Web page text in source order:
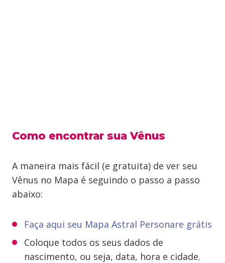
Como encontrar sua Vênus
A maneira mais fácil (e gratuita) de ver seu
Vênus no Mapa é seguindo o passo a passo
abaixo:
Faça aqui seu Mapa Astral Personare grátis
Coloque todos os seus dados de
nascimento, ou seja, data, hora e cidade.